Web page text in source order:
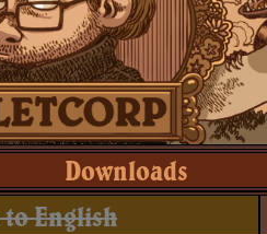
Downloads
English